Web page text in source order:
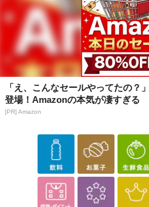
「え、こんなセールやってたの？
登場！Amazonの本気が凄すぎる
[PR] Amazon